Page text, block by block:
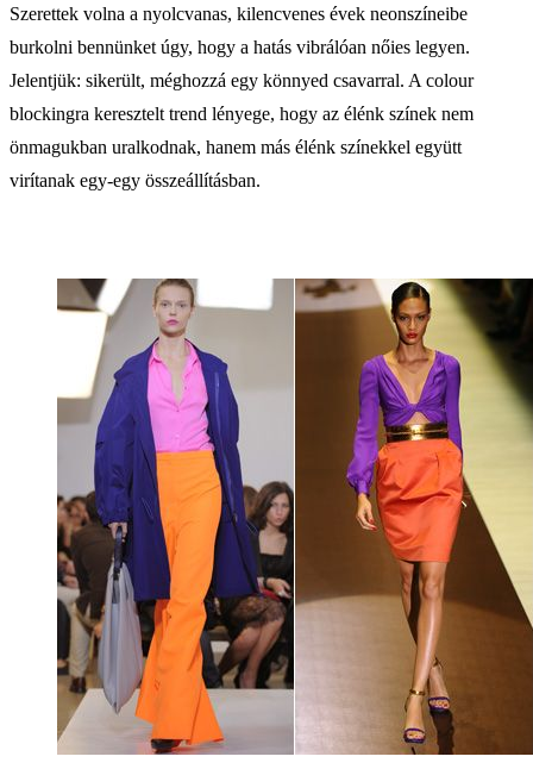
Szerettek volna a nyolcvanas, kilencvenes évek neonszíneibe
burkolni bennünket úgy, hogy a hatás vibrálóan nőies legyen.
Jelentjük: sikerült, méghozzá egy könnyed csavarral. A colour
blockingra keresztelt trend lényege, hogy az élénk színek nem
önmagukban uralkodnak, hanem más élénk színekkel együtt
virítanak egy-egy összeállításban.